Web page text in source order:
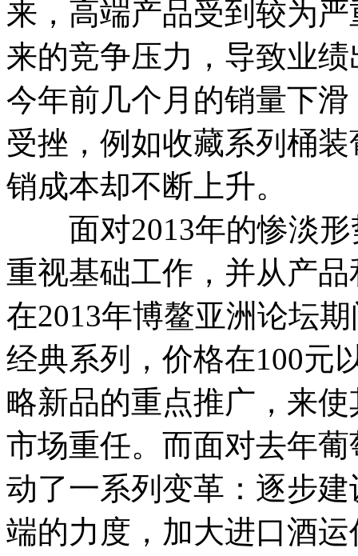
来，高端产品受到较为
来的竞争压力，导致业
今年前几个月的销量下
受挫，例如收藏系列桶
销成本却不断上升。
面对2013年的惨淡形
重视基础工作，并从产
在2013年博鳌亚洲论坛
经典系列，价格在100元
略新品的重点推广，来
市场重任。而面对去年
动了一系列变革：逐步
端的力度，加大进口酒